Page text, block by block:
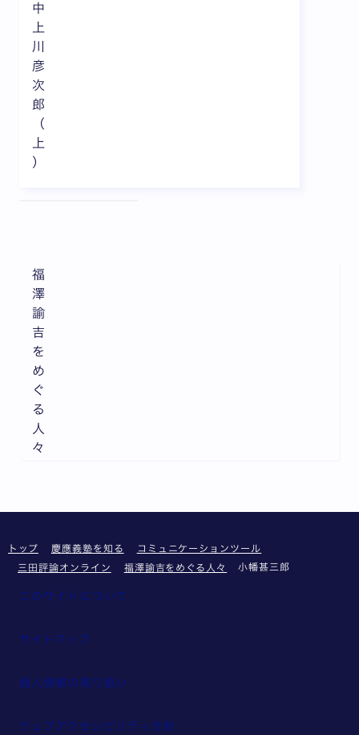
中
上
川
彦
次
郎
（
上
）
福
澤
諭
吉
を
め
ぐ
る
人
々
トップ 慶應義塾を知る
コミュニケーションツール
三田評論オンライン
福澤諭吉をめぐる人々 小幡甚三郎
このサイトについて
サイトマップ
個人情報の取り扱い
ウェブアクセシビリティ方針